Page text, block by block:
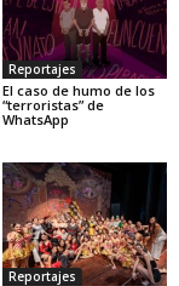
Reportajes
El caso de humo de los
“terroristas” de
WhatsApp
Reportajes